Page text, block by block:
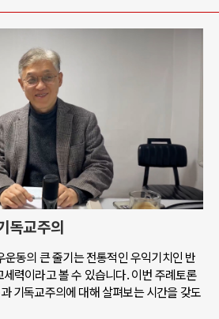
독교주의
운동의 큰 줄기는 전통적인 우익기치인 반
력이라고 볼 수 있습니다. 이번 주례토론
기독교주의에 대해 살펴보는 시간을 갖도